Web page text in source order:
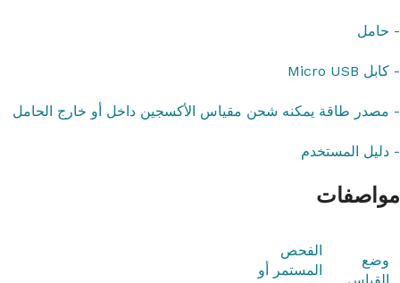
- حامل
- كابل Micro USB
- مصدر طاقة يمكنه شحن مقياس الأكسجين داخل أو خارج الحامل
- دليل المستخدم
مواصفات
وضع
الفحص
المستمر أو